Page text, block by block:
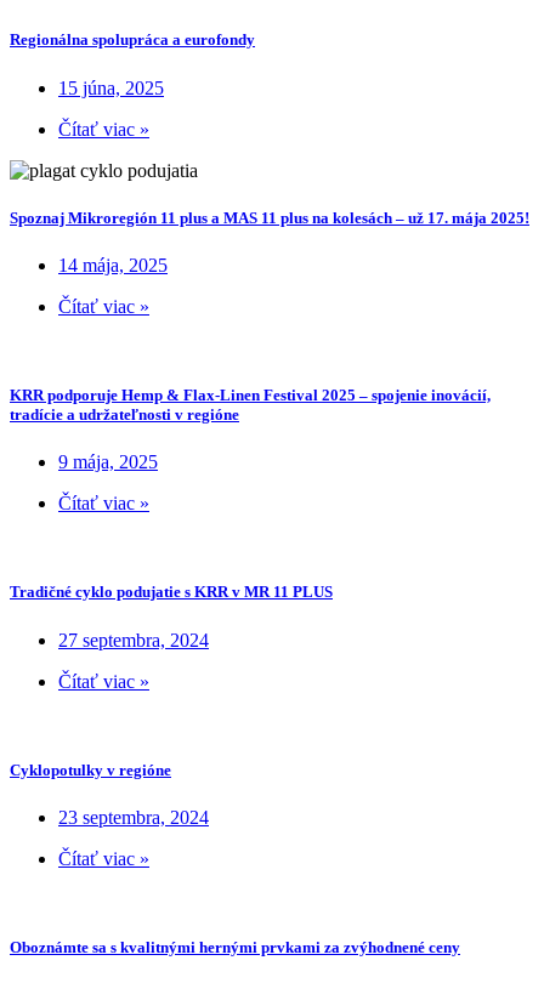
Regionálna spolupráca a eurofondy
15 júna, 2025
Čítať viac »
Spoznaj Mikroregión 11 plus a MAS 11 plus na kolesách – už 17. mája 2025!
14 mája, 2025
Čítať viac »
KRR podporuje Hemp & Flax-Linen Festival 2025 – spojenie inovácií,
tradície a udržateľnosti v regióne
9 mája, 2025
Čítať viac »
Tradičné cyklo podujatie s KRR v MR 11 PLUS
27 septembra, 2024
Čítať viac »
Cyklopotulky v regióne
23 septembra, 2024
Čítať viac »
Oboznámte sa s kvalitnými hernými prvkami za zvýhodnené ceny